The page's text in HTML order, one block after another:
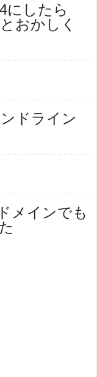
にしたら
おかしく
ドライン
メインでも